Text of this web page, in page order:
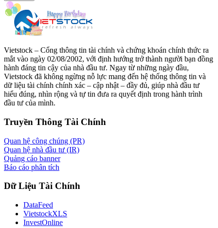
Vietstock – Cổng thông tin tài chính và chứng khoán chính thức ra
mắt vào ngày 02/08/2002, với định hướng trở thành người bạn đồng
hành đáng tin cậy của nhà đầu tư. Ngay từ những ngày đầu,
Vietstock đã không ngừng nỗ lực mang đến hệ thống thông tin và
dữ liệu tài chính chính xác – cập nhật – đầy đủ, giúp nhà đầu tư
hiểu đúng, nhìn rộng và tự tin đưa ra quyết định trong hành trình
đầu tư của mình.
Truyền Thông Tài Chính
Quan hệ công chúng (PR)
Quan hệ nhà đầu tư (IR)
Quảng cáo banner
Báo cáo phân tích
Dữ Liệu Tài Chính
DataFeed
VietstockXLS
InvestOnline